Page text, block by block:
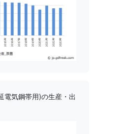
気鋼帯用)の生産・出